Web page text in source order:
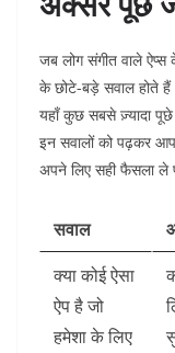
जब लोग संगीत वाले
के छोटे-बड़े सवाल होते
यहाँ कुछ सबसे ज़्यादा
इन सवालों को पढ़कर
अपने लिए सही फैसला ले
सवाल
क्या कोई ऐसा
ऐप है जो
हमेशा के लिए